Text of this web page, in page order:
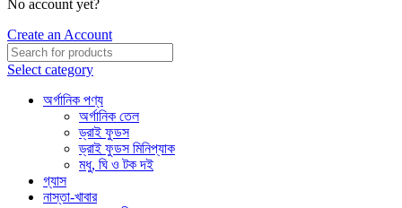
No account yet?
Create an Account
Select category
অর্গানিক পণ্য
অর্গানিক তেল
ড্রাই ফুডস
ড্রাই ফুডস মিনিপ্যাক
মধু, ঘি ও টক দই
গ্যাস
নাস্তা-খাবার